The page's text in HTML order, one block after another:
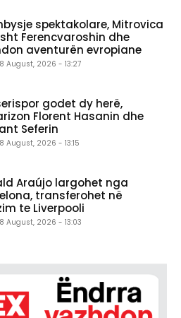
spektakolare, Mitrovica
Ferencvaroshin dhe
aventurën evropiane
8 August, 2026 - 13:27
godet dy herë,
Florent Hasanin dhe
Seferin
8 August, 2026 - 13:15
Araújo largohet nga
transferohet në
te Liverpooli
8 August, 2026 - 13:03